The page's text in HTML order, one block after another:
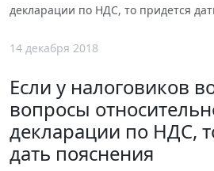
декларации по НДС, то придется
14 декабря 2018
Если у налоговиков
вопросы
декларации по НДС,
дать пояснения